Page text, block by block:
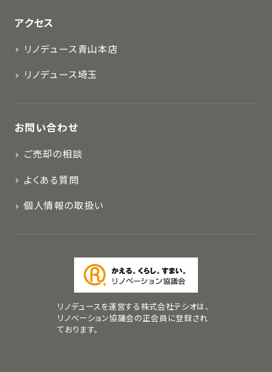
アクセス
リノデュース青山本店
リノデュース埼玉
お問い合わせ
ご売却の相談
よくある質問
個人情報の取扱い
リノデュースを運営する株式会社テシオは、
リノベーション協議会の正会員に登録され
ております。